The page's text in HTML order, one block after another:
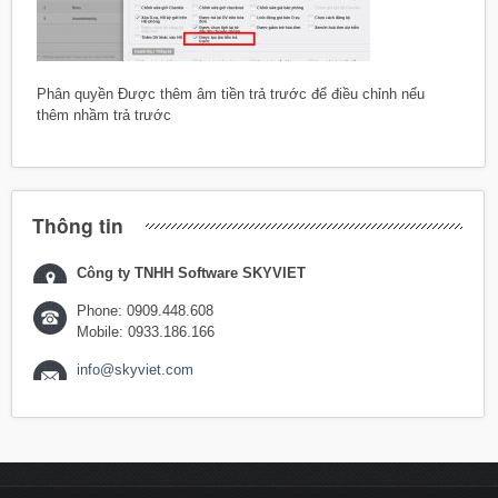
Phân quyền Được thêm âm tiền trả trước để điều chỉnh nếu
thêm nhầm trả trước
Thông tin
Công ty TNHH Software SKYVIET
Phone: 0909.448.608
Mobile: 0933.186.166
info@skyviet.com